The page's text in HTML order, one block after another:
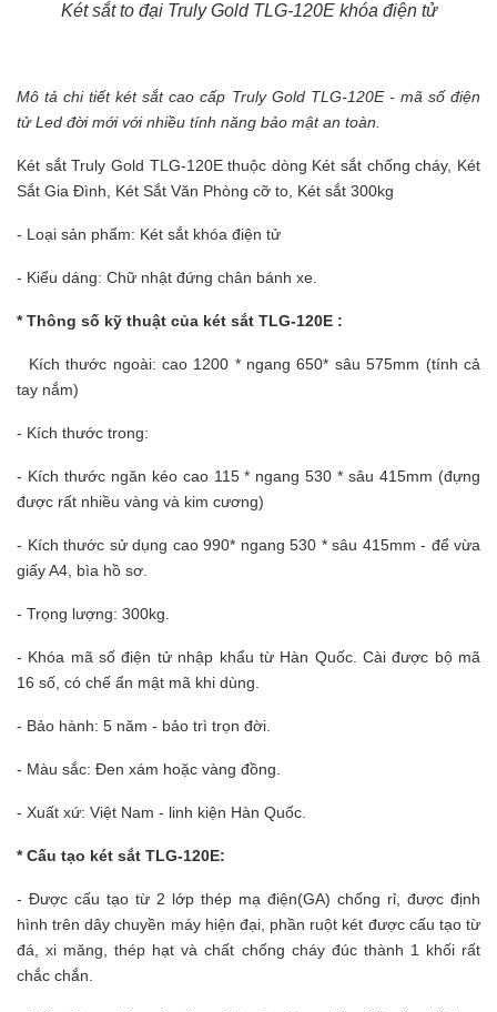
Két sắt to đại Truly Gold TLG-120E khóa điện tử
Mô tả chi tiết két sắt cao cấp Truly Gold TLG-120E - mã số điện
tử Led đời mới với nhiều tính năng bảo mật an toàn.
Két sắt Truly Gold TLG-120E thuộc dòng Két sắt chống cháy, Két
Sắt Gia Đình, Két Sắt Văn Phòng cỡ to, Két sắt 300kg
- Loại sản phẩm: Két sắt khóa điện tử
- Kiểu dáng: Chữ nhật đứng chân bánh xe.
* Thông số kỹ thuật của két sắt TLG-120E :
Kích thước ngoài: cao 1200 * ngang 650* sâu 575mm (tính cả
tay nắm)
- Kích thước trong:
- Kích thước ngăn kéo cao 115 * ngang 530 * sâu 415mm (đựng
được rất nhiều vàng và kim cương)
- Kích thước sử dụng cao 990* ngang 530 * sâu 415mm - để vừa
giấy A4, bìa hồ sơ.
- Trọng lượng: 300kg.
- Khóa mã số điện tử nhập khẩu từ Hàn Quốc. Cài được bộ mã
16 số, có chế ẩn mật mã khi dùng.
- Bảo hành: 5 năm - bảo trì trọn đời.
- Màu sắc: Đen xám hoặc vàng đồng.
- Xuất xứ: Việt Nam - linh kiện Hàn Quốc.
* Cấu tạo két sắt TLG-120E:
- Được cấu tạo từ 2 lớp thép mạ điện(GA) chống rỉ, được định
hình trên dây chuyền máy hiện đại, phần ruột két được cấu tạo từ
đá, xi măng, thép hạt và chất chống cháy đúc thành 1 khối rất
chắc chắn.